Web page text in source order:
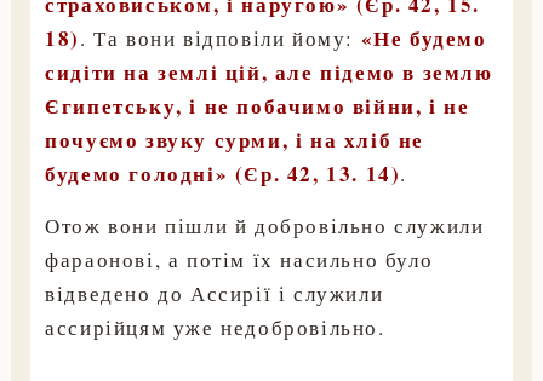
18). Та вони відповіли йому: «Не будемо
сидіти на землі цій, але підемо в землю
Єгипетську, і не побачимо війни, і не
почуємо звуку сурми, і на хліб не
будемо голодні» (Єр. 42, 13. 14).
Отож вони пішли й добровільно служили
фараонові, а потім їх насильно було
відведено до Ассирії і служили
ассирійцям уже недобровільно.